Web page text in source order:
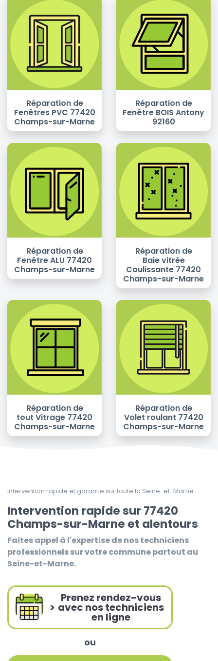
Réparation de
Fenêtres PVC 77420
Champs-sur-Marne
Réparation de
Fenêtre BOIS Antony
92160
Réparation de
Fenêtre ALU 77420
Champs-sur-Marne
Réparation de
Baie vitrée
Coulissante 77420
Champs-sur-Marne
Réparation de
tout Vitrage 77420
Champs-sur-Marne
Réparation de
Volet roulant 77420
Champs-sur-Marne
Intervention rapide et garantie sur toute la Seine-et-Marne
Intervention rapide sur 77420
Champs-sur-Marne et alentours
Faites appel à l'expertise de nos techniciens
professionnels sur votre commune partout au
Seine-et-Marne.
>
Prenez rendez-vous
avec nos techniciens
en ligne
ou